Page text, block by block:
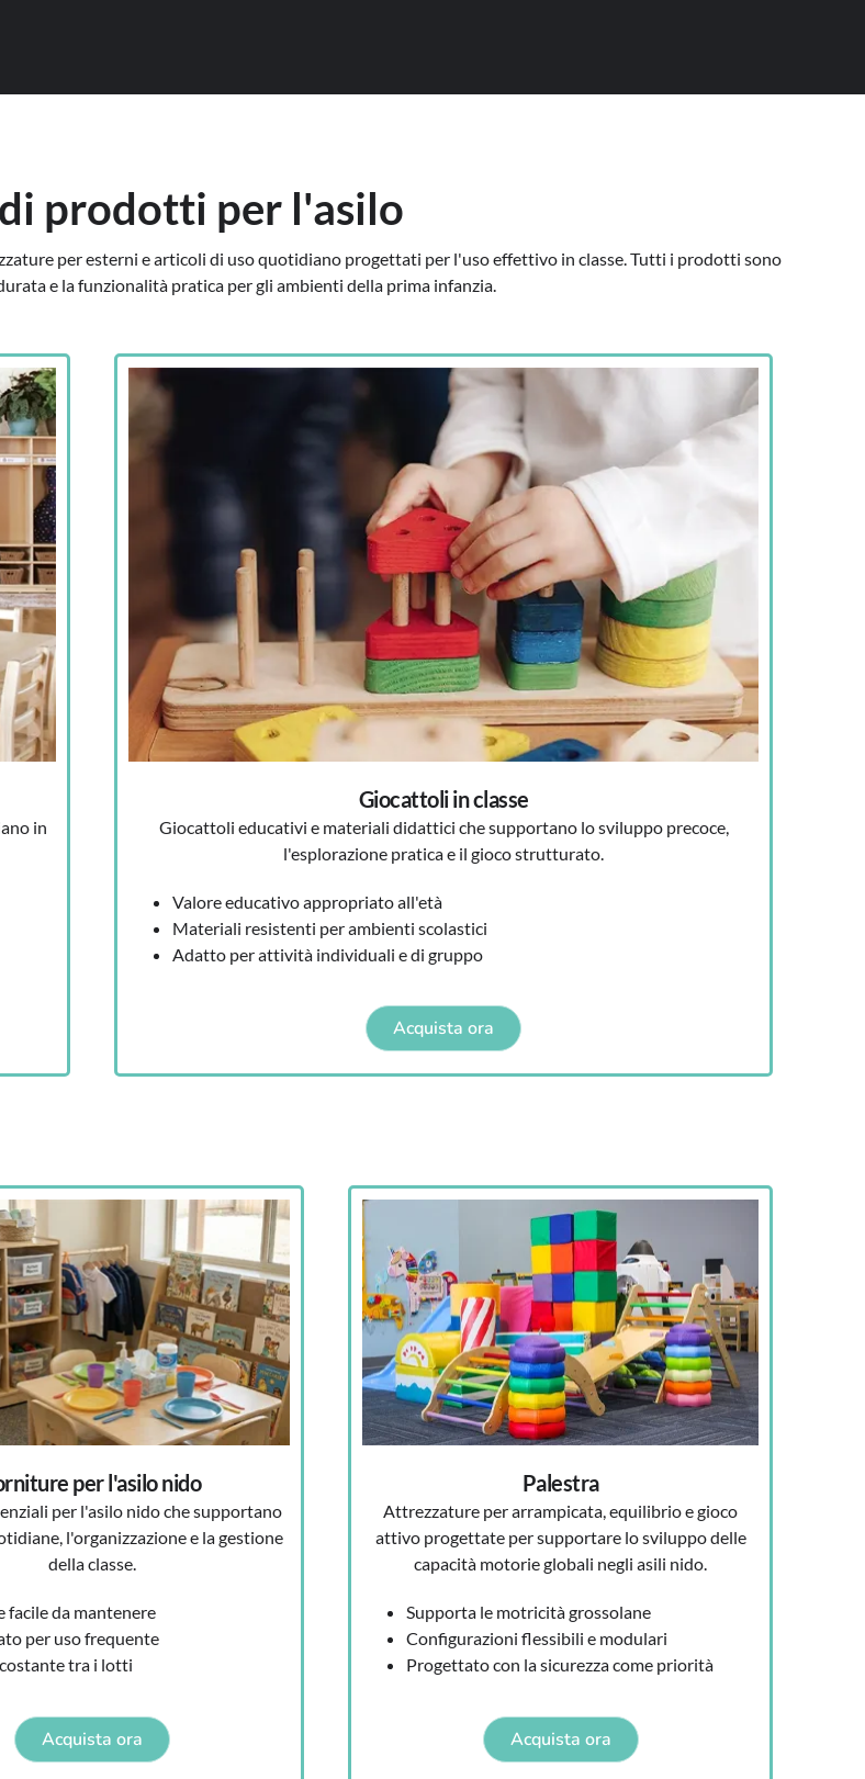
prodotti per l'asilo
per esterni e articoli di uso quotidiano progettati per l'uso effettivo in classe. Tutti i prodotti sono
e la funzionalità pratica per gli ambienti della prima infanzia.
in
Giocattoli in classe
Giocattoli educativi e materiali didattici che supportano lo sviluppo precoce,
l'esplorazione pratica e il gioco strutturato.
Valore educativo appropriato all'età
Materiali resistenti per ambienti scolastici
Adatto per attività individuali e di gruppo
Acquista ora
per l'asilo nido
per l'asilo nido che supportano
l'organizzazione e la gestione
della classe.
facile da mantenere
per uso frequente
tra i lotti
Acquista ora
Palestra
Attrezzature per arrampicata, equilibrio e gioco
attivo progettate per supportare lo sviluppo delle
capacità motorie globali negli asili nido.
Supporta le motricità grossolane
Configurazioni flessibili e modulari
Progettato con la sicurezza come priorità
Acquista ora